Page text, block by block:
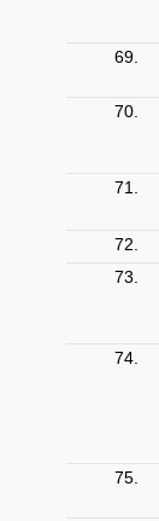
69.
70.
71.
72.
73.
74.
75.